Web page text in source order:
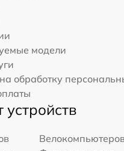
модели
обработку
устройств